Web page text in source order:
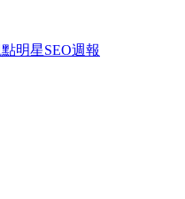
明星SEO週報